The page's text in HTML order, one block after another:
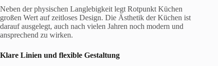
Neben der physischen Langlebigkeit legt Rotpunkt Küchen
großen Wert auf zeitloses Design. Die Ästhetik der Küchen ist
darauf ausgelegt, auch nach vielen Jahren noch modern und
ansprechend zu wirken.
Klare Linien und flexible Gestaltung